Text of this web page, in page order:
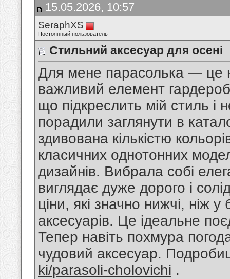
15.05.2026, 10:57
SeraphXS
Постоянный пользователь
Стильний аксесуар для осені
Для мене парасолька — це
важливий елемент
що підкреслить мій стиль і
порадили заглянути в
здивована кількістю
класичних однотонних
дизайнів. Вибрала собі
виглядає дуже дорого і
ціни, які значно нижчі, ніж
аксесуарів. Це ідеальне
Тепер навіть похмура
чудовий аксесуар.
ki/parasoli-cholovichi .